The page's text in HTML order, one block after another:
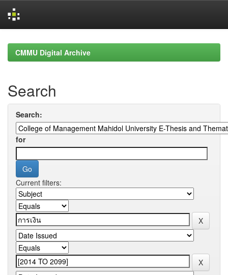
navigationCMMU Digital Archive
Search
Search:
for
Current filters: